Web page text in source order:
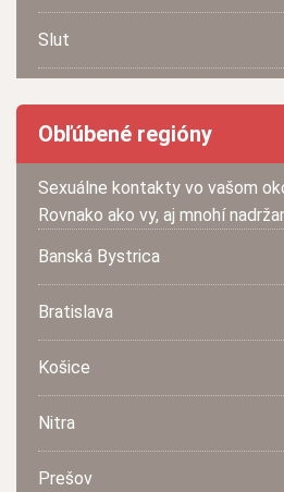
Slut
Obľúbené regióny
Sexuálne kontakty vo vašom
Rovnako ako vy, aj mnohí
Banská Bystrica
Bratislava
Košice
Nitra
Prešov